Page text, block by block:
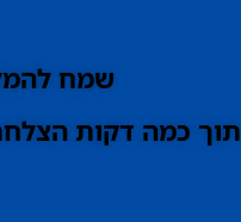
שמח
תוך כמה דקות